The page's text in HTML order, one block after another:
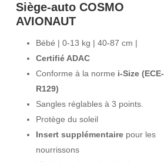
Siège-auto COSMO
AVIONAUT
Bébé | 0-13 kg | 40-87 cm |
Certifié ADAC
Conforme à la norme i-Size (ECE-
R129)
Sangles réglables à 3 points.
Protège du soleil
Insert supplémentairepour les
nourrissons